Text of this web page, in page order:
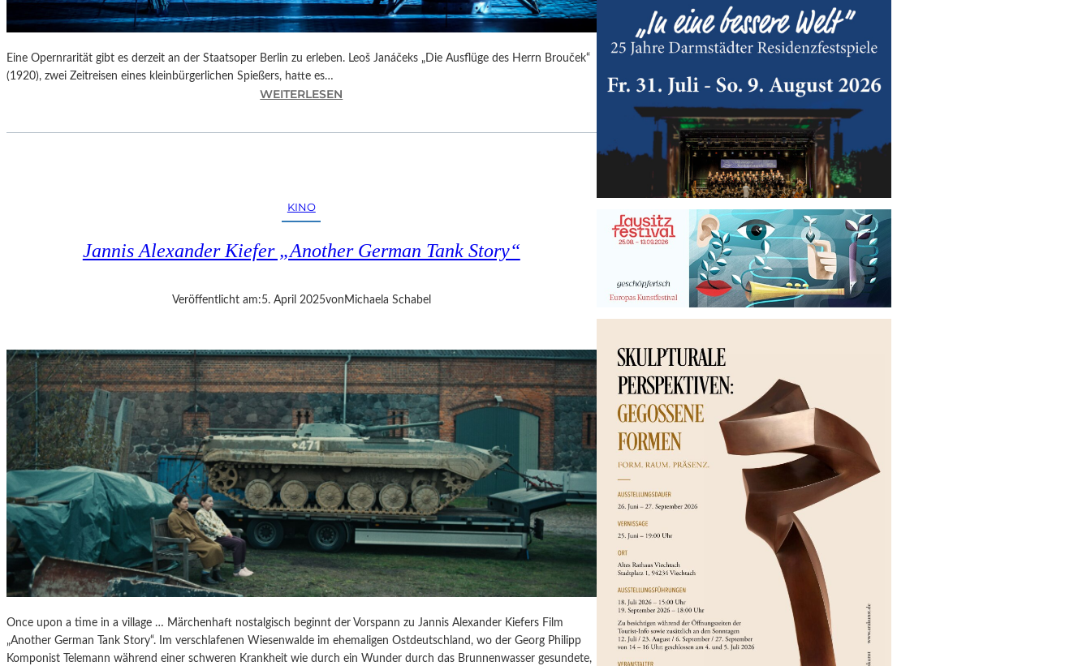
Eine Opernrarität gibt es derzeit an der Staatsoper Berlin zu erleben. Leoš Janáčeks „Die Ausflüge des Herrn Brouček“
(1920), zwei Zeitreisen eines kleinbürgerlichen Spießers, hatte es…
WEITERLESEN
E
E
J
Á
Č
E
K
S
„
D
I
E
A
U
S
F
L
G
E
KINO
Jannis Alexander Kiefer „Another German Tank Story“
Veröffentlicht am:5. April 2025von Michaela Schabel
Once upon a time in a village … Märchenhaft nostalgisch beginnt der Vorspann zu Jannis Alexander Kiefers Film
„Another German Tank Story“. Im verschlafenen Wiesenwalde im ehemaligen Ostdeutschland, wo der Georg Philipp
Komponist Telemann während einer schweren Krankheit wie durch ein Wunder durch das Brunnenwasser gesundete,